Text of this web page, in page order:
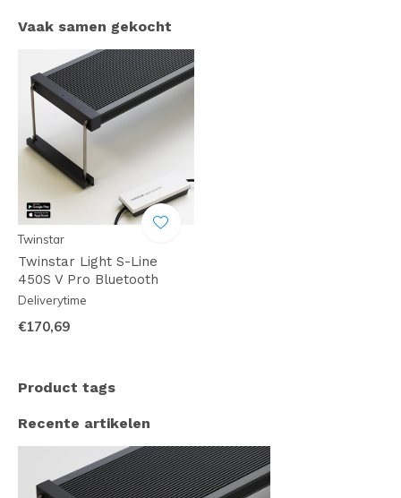
Vaak samen gekocht
Twinstar
Twinstar Light S-Line
450S V Pro Bluetooth
Deliverytime
€170,69
Product tags
Recente artikelen